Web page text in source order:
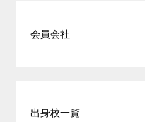
会員会社
出身校一覧